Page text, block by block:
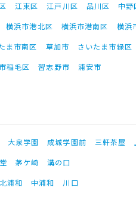
江東区 江戸川区 品川区
中野
横浜市港北区 横浜市港南区 横浜
ま市南区 草加市 さいたま市緑区
稲毛区 習志野市 浦安市
大泉学園 成城学園前 三軒茶屋
茅ケ崎
溝の口
北浦和 中浦和
川口